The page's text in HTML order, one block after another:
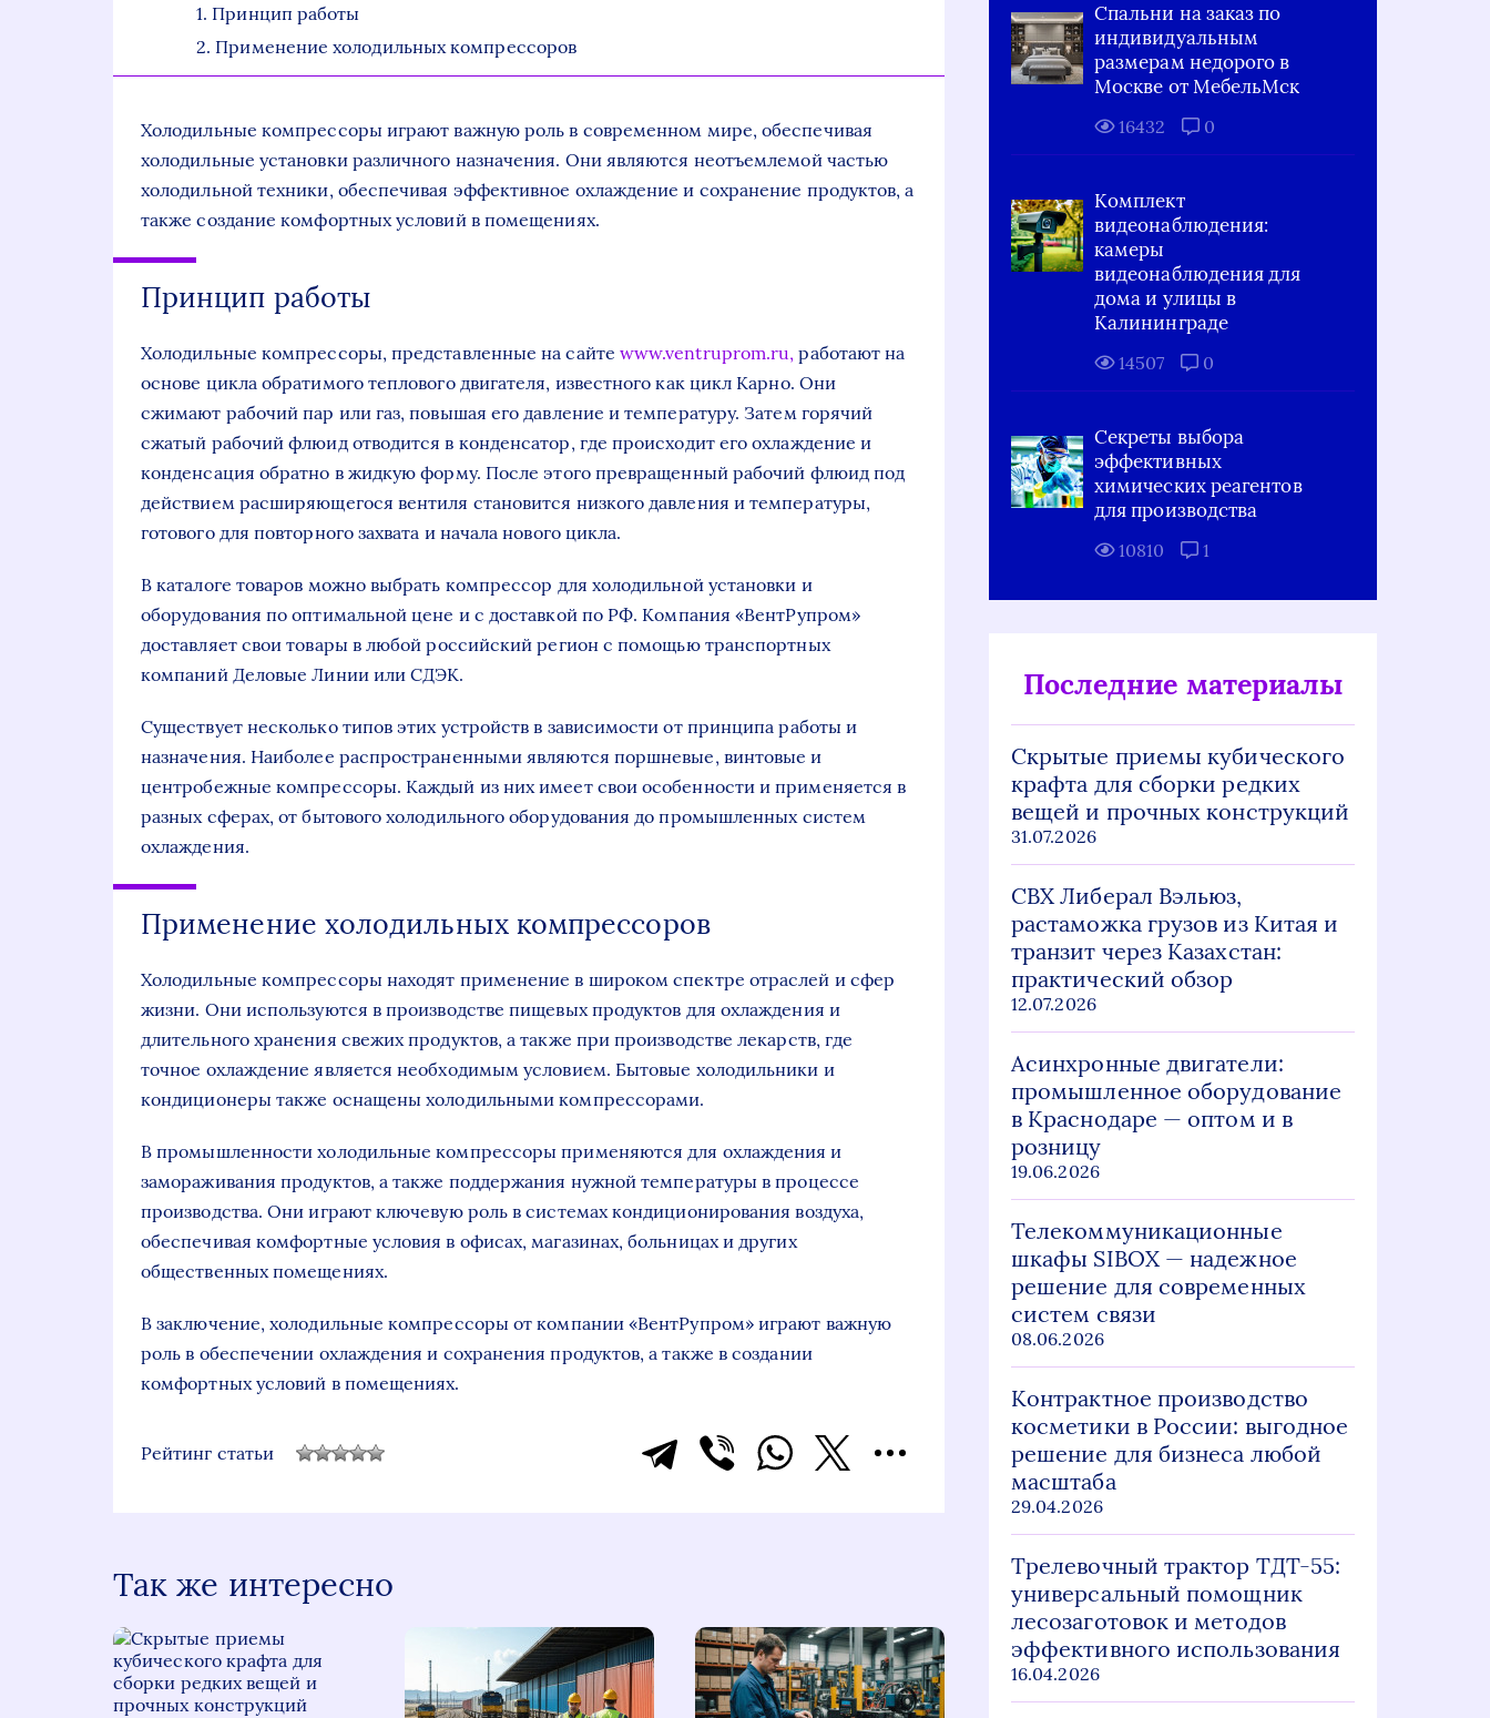
Принцип работы
Применение холодильных компрессоров
Холодильные компрессоры играют важную роль в современном мире, обеспечивая
холодильные установки различного назначения. Они являются неотъемлемой частью
холодильной техники, обеспечивая эффективное охлаждение и сохранение продуктов, а
также создание комфортных условий в помещениях.
Принцип работы
Холодильные компрессоры, представленные на сайте www.ventruprom.ru, работают на
основе цикла обратимого теплового двигателя, известного как цикл Карно. Они
сжимают рабочий пар или газ, повышая его давление и температуру. Затем горячий
сжатый рабочий флюид отводится в конденсатор, где происходит его охлаждение и
конденсация обратно в жидкую форму. После этого превращенный рабочий флюид под
действием расширяющегося вентиля становится низкого давления и температуры,
готового для повторного захвата и начала нового цикла.
В каталоге товаров можно выбрать компрессор для холодильной установки и
оборудования по оптимальной цене и с доставкой по РФ. Компания «ВентРупром»
доставляет свои товары в любой российский регион с помощью транспортных
компаний Деловые Линии или СДЭК.
Существует несколько типов этих устройств в зависимости от принципа работы и
назначения. Наиболее распространенными являются поршневые, винтовые и
центробежные компрессоры. Каждый из них имеет свои особенности и применяется в
разных сферах, от бытового холодильного оборудования до промышленных систем
охлаждения.
Применение холодильных компрессоров
Холодильные компрессоры находят применение в широком спектре отраслей и сфер
жизни. Они используются в производстве пищевых продуктов для охлаждения и
длительного хранения свежих продуктов, а также при производстве лекарств, где
точное охлаждение является необходимым условием. Бытовые холодильники и
кондиционеры также оснащены холодильными компрессорами.
В промышленности холодильные компрессоры применяются для охлаждения и
замораживания продуктов, а также поддержания нужной температуры в процессе
производства. Они играют ключевую роль в системах кондиционирования воздуха,
обеспечивая комфортные условия в офисах, магазинах, больницах и других
общественных помещениях.
В заключение, холодильные компрессоры от компании «ВентРупром» играют важную
роль в обеспечении охлаждения и сохранения продуктов, а также в создании
комфортных условий в помещениях.
Рейтинг статьи
Так же интересно
Спальни на заказ по
индивидуальным
размерам недорого в
Москве от МебельМск
16432 0
Комплект
видеонаблюдения:
камеры
видеонаблюдения для
дома и улицы в
Калининграде
14507 0
Секреты выбора
эффективных
химических реагентов
для производства
10810 1
Последние материалы
Скрытые приемы кубического
крафта для сборки редких
вещей и прочных конструкций
31.07.2026
СВХ Либерал Вэльюз,
растаможка грузов из Китая и
транзит через Казахстан:
практический обзор
12.07.2026
Асинхронные двигатели:
промышленное оборудование
в Краснодаре — оптом и в
розницу
19.06.2026
Телекоммуникационные
шкафы SIBOX — надежное
решение для современных
систем связи
08.06.2026
Контрактное производство
косметики в России: выгодное
решение для бизнеса любой
масштаба
29.04.2026
Трелевочный трактор ТДТ-55:
универсальный помощник
лесозаготовок и методов
эффективного использования
16.04.2026